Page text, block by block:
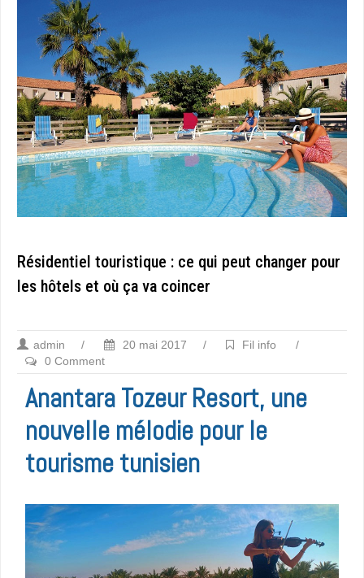
Résidentiel touristique : ce qui peut changer pour
les hôtels et où ça va coincer
admin / 20 mai 2017 / Fil info
/
0 Comment
Anantara Tozeur Resort, une
nouvelle mélodie pour le
tourisme tunisien